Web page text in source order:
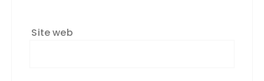
Site web